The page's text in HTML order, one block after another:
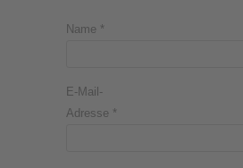
Name *
E-Mail-
Adresse *